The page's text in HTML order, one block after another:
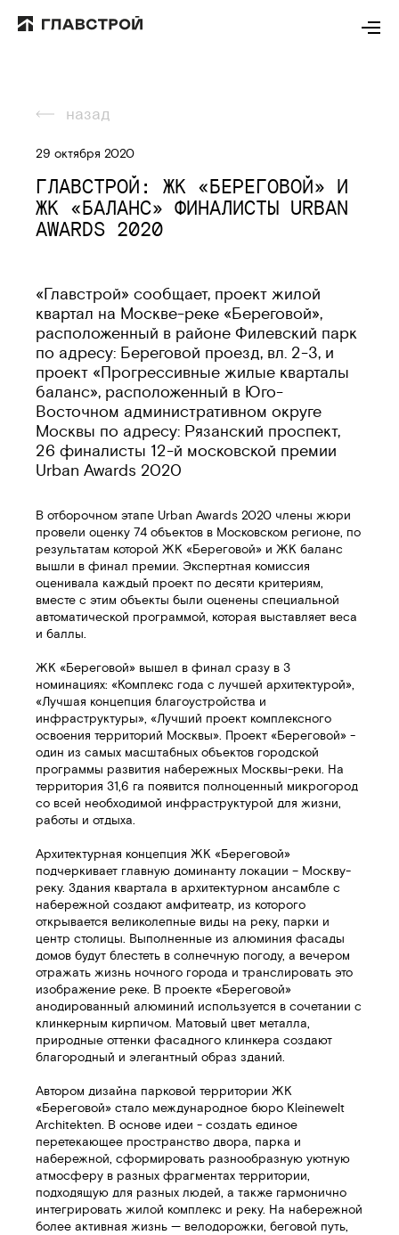
назад
29 октября 2020
ГЛАВСТРОЙ: ЖК «БЕРЕГОВОЙ» И
ЖК «БАЛАНС» ФИНАЛИСТЫ URBAN
AWARDS 2020
«Главстрой» сообщает, проект жилой
квартал на Москве-реке «Береговой»,
расположенный в районе Филевский парк
по адресу: Береговой проезд, вл. 2-3, и
проект «Прогрессивные жилые кварталы
баланс», расположенный в Юго-
Восточном административном округе
Москвы по адресу: Рязанский проспект,
26 финалисты 12-й московской премии
Urban Awards 2020
В отборочном этапе Urban Awards 2020 члены жюри
провели оценку 74 объектов в Московском регионе, по
результатам которой ЖК «Береговой» и ЖК баланс
вышли в финал премии. Экспертная комиссия
оценивала каждый проект по десяти критериям,
вместе с этим объекты были оценены специальной
автоматической программой, которая выставляет веса
и баллы.
ЖК «Береговой» вышел в финал сразу в 3
номинациях: «Комплекс года с лучшей архитектурой»,
«Лучшая концепция благоустройства и
инфраструктуры», «Лучший проект комплексного
освоения территорий Москвы». Проект «Береговой» -
один из самых масштабных объектов городской
программы развития набережных Москвы-реки. На
территория 31,6 га появится полноценный микрогород
со всей необходимой инфраструктурой для жизни,
работы и отдыха.
Архитектурная концепция ЖК «Береговой»
подчеркивает главную доминанту локации – Москву-
реку. Здания квартала в архитектурном ансамбле с
набережной создают амфитеатр, из которого
открывается великолепные виды на реку, парки и
центр столицы. Выполненные из алюминия фасады
домов будут блестеть в солнечную погоду, а вечером
отражать жизнь ночного города и транслировать это
изображение реке. В проекте «Береговой»
анодированный алюминий используется в сочетании с
клинкерным кирпичом. Матовый цвет металла,
природные оттенки фасадного клинкера создают
благородный и элегантный образ зданий.
Автором дизайна парковой территории ЖК
«Береговой» стало международное бюро Kleinewelt
Architekten. В основе идеи - создать единое
перетекающее пространство двора, парка и
набережной, сформировать разнообразную уютную
атмосферу в разных фрагментах территории,
подходящую для разных людей, а также гармонично
интегрировать жилой комплекс и реку. На набережной
более активная жизнь — велодорожки, беговой путь,